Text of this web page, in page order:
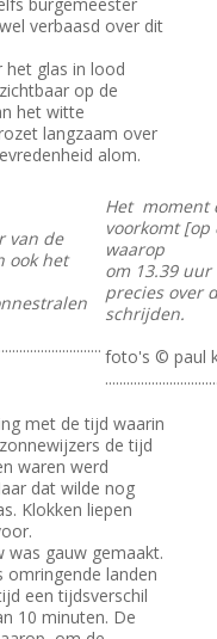
verbaasd over dit
het glas in lood
op de
het witte
langzaam over
alom.
van de
ook het
Het moment
voorkomt
waarop
om 13.39
precies over
schrijden.
foto's © paul
met de tijd waarin
de tijd
waren werd
dat wilde nog
Klokken liepen
was gauw gemaakt.
omringende landen
een tijdsverschil
10 minuten. De